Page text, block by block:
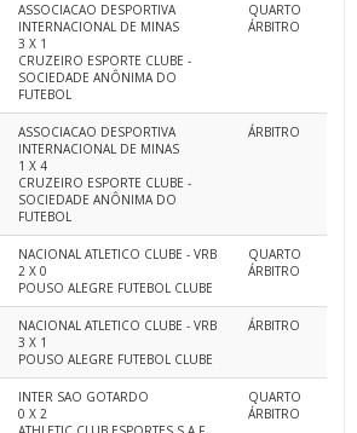
ASSOCIACAO DESPORTIVA
INTERNACIONAL DE MINAS
3 X 1
CRUZEIRO ESPORTE CLUBE -
SOCIEDADE ANÔNIMA DO
FUTEBOL
QUARTO
ÁRBITRO
ASSOCIACAO DESPORTIVA
INTERNACIONAL DE MINAS
1 X 4
CRUZEIRO ESPORTE CLUBE -
SOCIEDADE ANÔNIMA DO
FUTEBOL
ÁRBITRO
NACIONAL ATLETICO CLUBE - VRB
2 X 0
POUSO ALEGRE FUTEBOL CLUBE
QUARTO
ÁRBITRO
NACIONAL ATLETICO CLUBE - VRB
3 X 1
POUSO ALEGRE FUTEBOL CLUBE
ÁRBITRO
INTER SAO GOTARDO
0 X 2
QUARTO
ÁRBITRO